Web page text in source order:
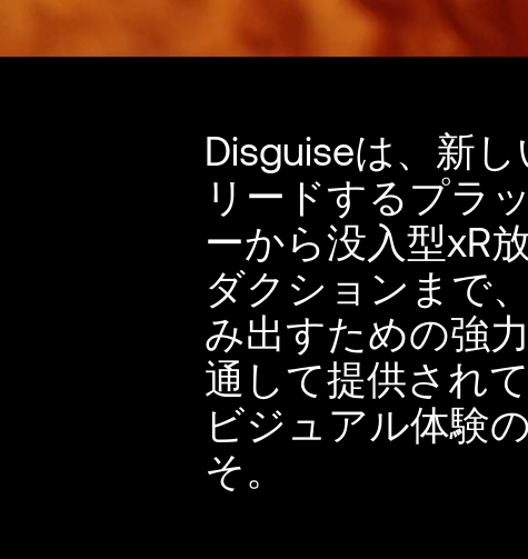
Disguiseは、新
リードするプラ
ーから没入型xR
ダクションまで
み出すための強
通して提供されて
ビジュアル体験
そ。